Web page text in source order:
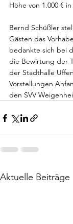
Höhe von 1.000 €
Bernd Schüßler
Gästen das
bedankte sich bei
die Bewirtung der
der Stadthalle
Vorstellungen
den SVV
Aktuelle Beiträge